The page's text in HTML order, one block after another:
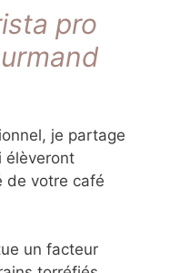
sirop d’érable,
mousse au
moins de
une
sacrifier la
adaptations.
techniques, ces
rivaliser avec